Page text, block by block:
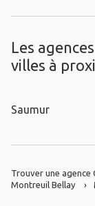
Les
villes à
Saumur
Trouver une agence
Montreuil Bellay